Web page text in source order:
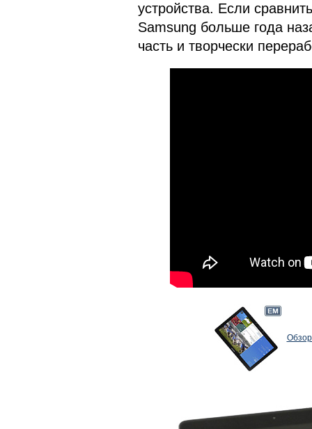
устройства. Если
Samsung больше года
часть и творчески